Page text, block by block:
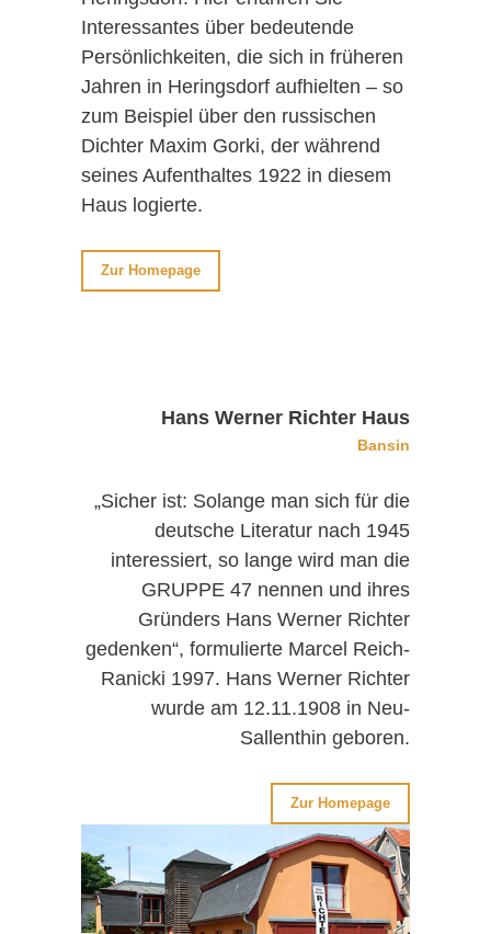
Interessantes über bedeutende
Persönlichkeiten, die sich in früheren
Jahren in Heringsdorf aufhielten – so
zum Beispiel über den russischen
Dichter Maxim Gorki, der während
seines Aufenthaltes 1922 in diesem
Haus logierte.
Zur Homepage
Hans Werner Richter Haus
Bansin
„Sicher ist: Solange man sich für die
deutsche Literatur nach 1945
interessiert, so lange wird man die
GRUPPE 47 nennen und ihres
Gründers Hans Werner Richter
gedenken“, formulierte Marcel Reich-
Ranicki 1997. Hans Werner Richter
wurde am 12.11.1908 in Neu-
Sallenthin geboren.
Zur Homepage